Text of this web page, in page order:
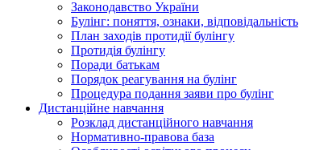
Законодавство України
Булінг: поняття, ознаки, відповідальність
План заходів протидії булінгу
Протидія булінгу
Поради батькам
Порядок реагування на булінг
Процедура подання заяви про булінг
Дистанційне навчання
Розклад дистанційного навчання
Нормативно-правова база